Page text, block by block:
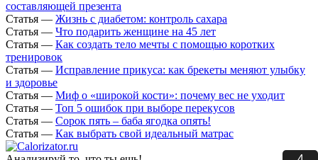
составляющей презента
Статья — Жизнь с диабетом: контроль сахара
Статья — Что подарить женщине на 45 лет
Статья — Как создать тело мечты с помощью коротких
тренировок
Статья — Исправление прикуса: как брекеты меняют улыбку
и здоровье
Статья — Миф о «широкой кости»: почему вес не уходит
Статья — Топ 5 ошибок при выборе перекусов
Статья — Сорок пять – баба ягодка опять!
Статья — Как выбрать свой идеальный матрас